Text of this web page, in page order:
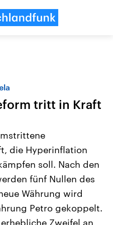
aus
USA
Aktuelle Beiträge,
Hintergründe
Wirtschaftlich und
gehören die Vereinigten
den mächtigsten Ländern
mit großem Einfluss auf
tritt in Kraft
die Hyperinflation
soll. Nach den
fünf Nullen des
Währung wird
Petro gekoppelt.
Zweifel an